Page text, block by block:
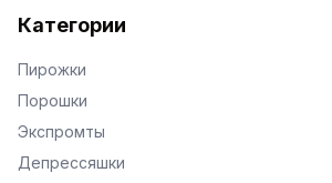
Категории
Пирожки
Порошки
Экспромты
Депрессяшки